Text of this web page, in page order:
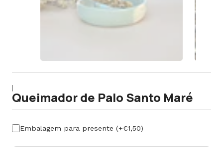
|
Queimador de Palo Santo Maré
Embalagem para presente (+€1,50)